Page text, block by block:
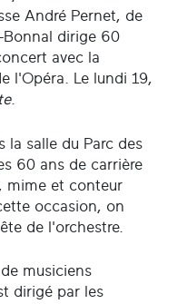
André Pernet, de
Bonnal dirige 60
avec la
l'Opéra. Le lundi 19,
.
la salle du Parc des
60 ans de carrière
mime et conteur
occasion, on
de l'orchestre.
musiciens
dirigé par les